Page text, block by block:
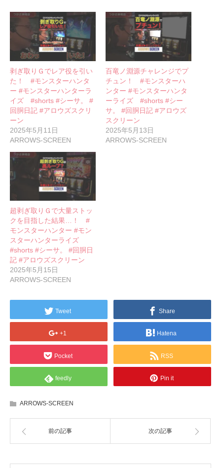
剥ぎ取りＧでレア役を引い
た！ #モンスターハンタ
ー #モンスターハンターラ
イズ #shorts #シーサ。 #
回胴日記 #アロウズスクリ
ーン
2025年5月11日
ARROWS-SCREEN
百竜ノ淵源チャレンジでプ
チュン！ #モンスターハ
ンター #モンスターハンタ
ーライズ #shorts #シー
サ。 #回胴日記 #アロウズ
スクリーン
2025年5月13日
ARROWS-SCREEN
超剥ぎ取りＧで大量ストッ
クを目指した結果…！ #
モンスターハンター #モン
スターハンターライズ
#shorts #シーサ。 #回胴日
記 #アロウズスクリーン
2025年5月15日
ARROWS-SCREEN
Tweet Share
+1 Hatena
Pocket RSS
feedly Pin it
ARROWS-SCREEN
前の記事 次の記事